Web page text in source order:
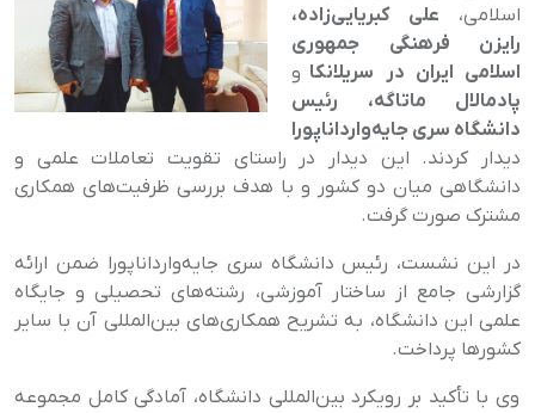
اسلامی، علی کبریایی‌زاده،
رایزن فرهنگی جمهوری
اسلامی ایران در سریلانکا و
پادمالال ماتاگه، رئیس
دانشگاه سری جایه‌وارداناپورا
دیدار کردند. این دیدار در راستای تقویت تعاملات علمی و
دانشگاهی میان دو کشور و با هدف بررسی ظرفیت‌های همکاری
مشترک صورت گرفت.
در این نشست، رئیس دانشگاه سری جایه‌وارداناپورا ضمن ارائه
گزارشی جامع از ساختار آموزشی، رشته‌های تحصیلی و جایگاه
علمی این دانشگاه، به تشریح همکاری‌های بین‌المللی آن با سایر
کشورها پرداخت.
وی با تأکید بر رویکرد بین‌المللی دانشگاه، آمادگی کامل مجموعه